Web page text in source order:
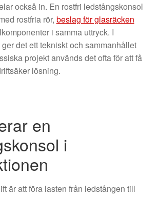
också in. En rostfri ledstångskonsol
rostfria rör, beslag för glasräcken
i samma uttryck. I
det ett tekniskt och sammanhållet
projekt används det ofta för att få
lösning.
en
i
är att föra lasten från ledstången till